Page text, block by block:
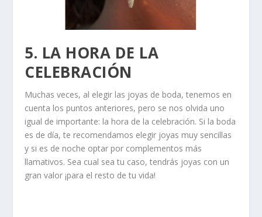
5. LA HORA DE LA
CELEBRACIÓN
Muchas veces, al elegir las joyas de boda, tenemos en
cuenta los puntos anteriores, pero se nos olvida uno
igual de importante: la hora de la celebración. Si la boda
es de día, te recomendamos elegir joyas muy sencillas
y si es de noche optar por complementos más
llamativos. Sea cual sea tu caso, tendrás joyas con un
gran valor ¡para el resto de tu vida!